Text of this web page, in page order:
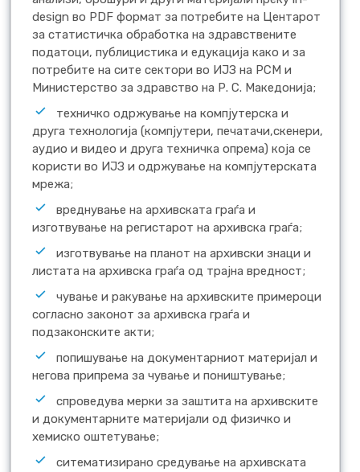
design во PDF формат за потребите на Центарот
за статистичка обработка на здравствените
податоци, публицистика и едукација како и за
потребите на сите сектори во ИЈЗ на РСМ и
Министерство за здравство на Р. С. Македонија;
техничко одржување на компјутерска и
друга технологија (компјутери, печатачи,скенери,
аудио и видео и друга техничка опрема) која се
користи во ИЈЗ и одржување на компјутерската
мрежа;
вреднување на архивската граѓа и
изготвување на регистарот на архивска граѓа;
изготвување на планот на архивски знаци и
листата на архивска граѓа од трајна вредност;
чување и ракување на архивските примероци
согласно законот за архивска граѓа и
подзаконските акти;
попишување на документарниот материјал и
негова припрема за чување и поништување;
спроведува мерки за заштита на архивските
и документарните материјали од физичко и
хемиско оштетување;
ситематизирано средување на архивската